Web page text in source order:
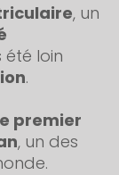
été loin
.
premier
, un des